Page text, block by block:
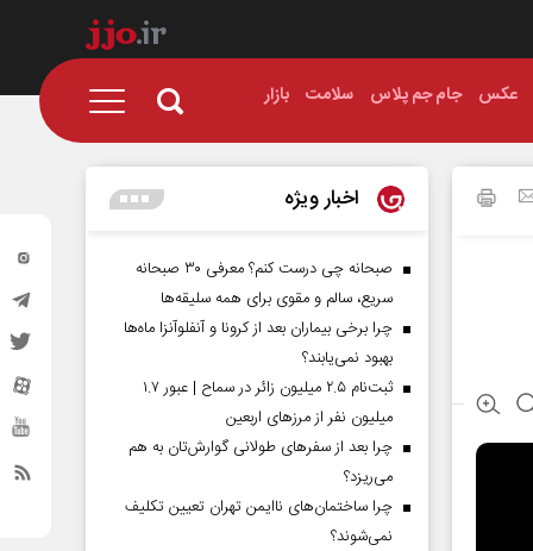
عکس جام جم پلاس سلامت بازار
اخبار ویژه
صبحانه چی درست کنم؟ معرفی ۳۰ صبحانه
سریع، سالم و مقوی برای همه سلیقه‌ها
چرا برخی بیماران بعد از کرونا و آنفلوآنزا ماه‌ها
بهبود نمی‌یابند؟
ثبت‌نام ۲.۵ میلیون زائر در سماح | عبور ۱.۷
میلیون نفر از مرز‌های اربعین
چرا بعد از سفرهای طولانی گوارش‌تان به هم
می‌ریزد؟
چرا ساختمان‌های ناایمن تهران تعیین تکلیف
نمی‌شوند؟